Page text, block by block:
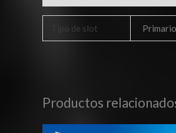
Tipo de slot
Productos